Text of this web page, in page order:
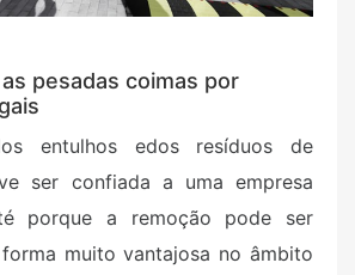
pesadas coimas por
entulhos edosresíduos de
ser confiada a uma empresa
porque a remoção pode ser
muito vantajosa no âmbito